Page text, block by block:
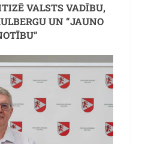
VALSTS VADĪBU,
UN “JAUNO